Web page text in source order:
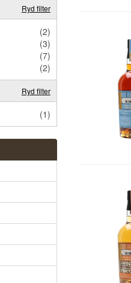
Ryd filter
(2)
(3)
(7)
(2)
Ryd filter
(1)